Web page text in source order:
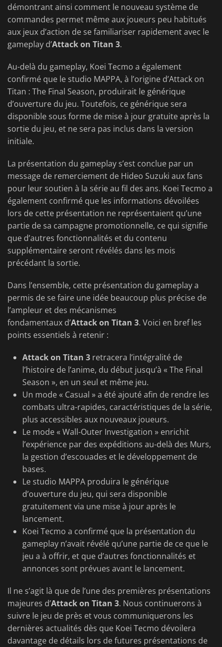
démontrant ainsi comment le nouveau système de
commandes permet même aux joueurs peu habitués
aux jeux d’action de se familiariser rapidement avec le
gameplay d’Attackon Titan 3.
Au-delà du gameplay, Koei Tecmo a également
confirmé que le studio MAPPA, à l’origine d’Attack on
Titan : The Final Season, produirait le générique
d’ouverture du jeu. Toutefois, ce générique sera
disponible sous forme de mise à jour gratuite après la
sortie du jeu, et ne sera pas inclus dans la version
initiale.
La présentation du gameplay s’est conclue par un
message de remerciement de Hideo Suzuki aux fans
pour leur soutien à la série au fil des ans. Koei Tecmo a
également confirmé que les informations dévoilées
lors de cette présentation ne représentaient qu’une
partie de sa campagne promotionnelle, ce qui signifie
que d’autres fonctionnalités et du contenu
supplémentaire seront révélés dans les mois
précédant la sortie.
Dans l’ensemble, cette présentation du gameplay a
permis de se faire une idée beaucoup plus précise de
l’ampleur et des mécanismes
fondamentaux d’Attackon Titan 3. Voici en bref les
points essentiels à retenir :
Attack on Titan 3retracera l’intégralité de
l’histoire de l’anime, du début jusqu’à « The Final
Season », en un seul et même jeu.
Un mode « Casual » a été ajouté afin de rendre les
combats ultra-rapides, caractéristiques de la série,
plus accessibles aux nouveaux joueurs.
Le mode « Wall-Outer Investigation » enrichit
l’expérience par des expéditions au-delà des Murs,
la gestion d’escouades et le développement de
bases.
Le studio MAPPA produira le générique
d’ouverture du jeu, qui sera disponible
gratuitement via une mise à jour après le
lancement.
Koei Tecmo a confirmé que la présentation du
gameplay n’avait révélé qu’une partie de ce que le
jeu a à offrir, et que d’autres fonctionnalités et
annonces sont prévues avant le lancement.
Il ne s’agit là que de l’une des premières présentations
majeures d’Attackon Titan 3. Nous continuerons à
suivre le jeu de près et vous communiquerons les
dernières actualités dès que Koei Tecmo dévoilera
davantage de détails lors de futures présentations de